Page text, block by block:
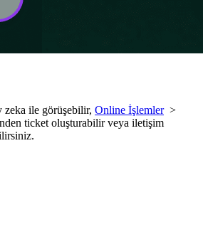
zeka ile görüşebilir, Online İşlemler>
ticket oluşturabilir veya iletişim